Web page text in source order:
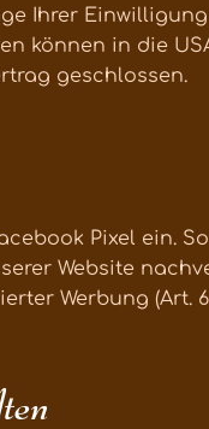
Einwilligung
können in die
geschlossen.
Pixel ein.
Website
Werbung (Art. 6